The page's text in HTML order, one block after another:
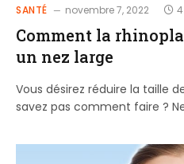
SANTÉ novembre 7, 2022
Comment la
un nez large
Vous désirez réduire la taille
savez pas comment faire ?